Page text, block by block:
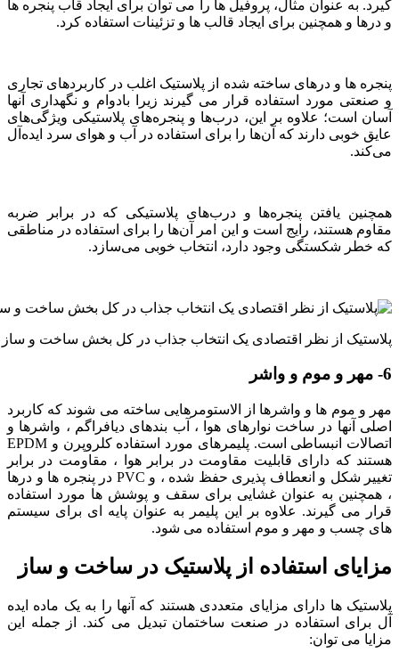
گیرد. به عنوان مثال، پروفیل ها را می توان برای ایجاد قاب پنجره ها
و درها و همچنین برای ایجاد قالب ها و تزئینات استفاده کرد.
پنجره ها و درهای ساخته شده از پلاستیک اغلب در کاربردهای تجاری
و صنعتی مورد استفاده قرار می گیرند زیرا بادوام و نگهداری آنها
آسان است؛ علاوه بر این، درب‌ها و پنجره‌های پلاستیکی ویژگی‌های
عایق خوبی دارند که آن‌ها را برای استفاده در آب و هوای سرد ایده‌آل
می‌کند.
همچنین یافتن پنجره‌ها و درب‌های پلاستیکی که در برابر ضربه
مقاوم هستند، رایج است و این امر آن‌ها را برای استفاده در مناطقی
که خطر شکستگی وجود دارد، انتخاب خوبی می‌سازد.
پلاستیک از نظر اقتصادی یک انتخاب جذاب در کل بخش ساخت و
6- مهر و موم و واشر
مهر و موم ها و واشرها از الاستومرهایی ساخته می شوند که کاربرد
اصلی آنها در ساخت نوارهای هوا ، آب بندهای دیافراگم ، واشرها و
اتصالات انبساطی است. پلیمرهای مورد استفاده کلروپرن و EPDM
هستند که دارای قابلیت مقاومت در برابر هوا ، مقاومت در برابر
تغییر شکل و انعطاف پذیری حفظ شده ، و PVC در پنجره ها و درها
، همچنین به عنوان غشایی برای سقف و پوشش ها مورد استفاده
قرار می گیرند. علاوه بر این پلیمر به عنوان پایه ای برای سیستم
های چسب و مهر و موم استفاده می شود.
مزایای استفاده از پلاستیک در ساخت و ساز
پلاستیک ها دارای مزایای متعددی هستند که آنها را به یک ماده ایده
آل برای استفاده در صنعت ساختمان تبدیل می کند. از جمله این
مزایا می توان: